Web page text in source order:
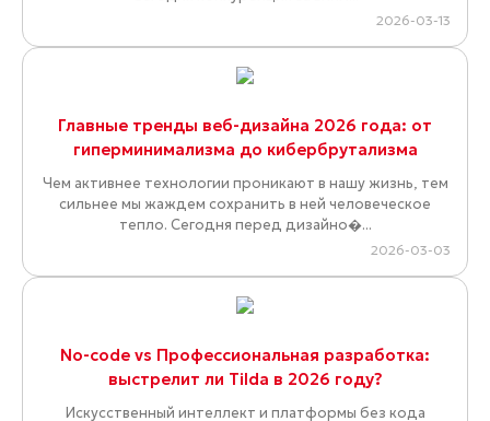
2026-03-13
Главные тренды веб-дизайна 2026 года: от
гиперминимализма до кибербрутализма
Чем активнее технологии проникают в нашу жизнь, тем
сильнее мы жаждем сохранить в ней человеческое
тепло. Сегодня перед дизайно�...
2026-03-03
No-code vs Профессиональная разработка:
выстрелит ли Tilda в 2026 году?
Искусственный интеллект и платформы без кода